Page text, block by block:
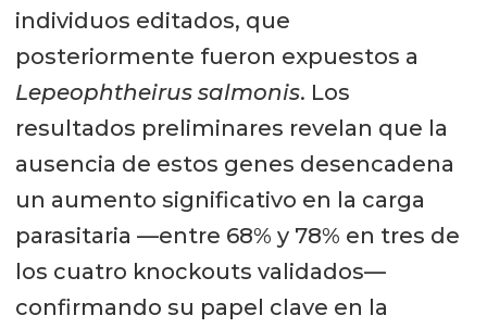
individuos editados, que
posteriormente fueron expuestos a
Lepeophtheirus salmonis. Los
resultados preliminares revelan que la
ausencia de estos genes desencadena
un aumento significativo en la carga
parasitaria —entre 68% y 78% en tres de
los cuatro knockouts validados—
confirmando su papel clave en la